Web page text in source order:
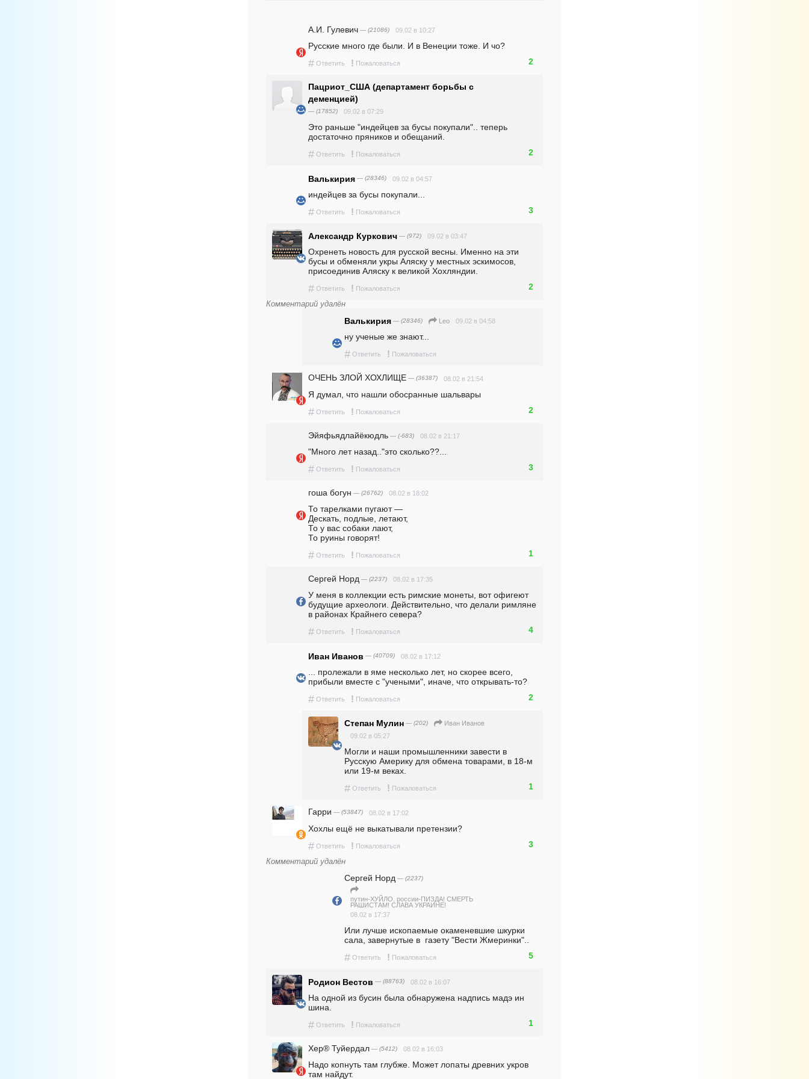
А.И. Гулевич — (21086) 09.02 в 10:27
Русские много где были. И в Венеции тоже. И чо?
# Ответить ! Пожаловаться 2
Пацриот_США (департамент борьбы с
деменцией)
— (17852) 09.02 в 07:29
Это раньше "индейцев за бусы покупали".. теперь
достаточно пряников и обещаний.
# Ответить ! Пожаловаться 2
Валькирия — (28346) 09.02 в 04:57
индейцев за бусы покупали...
# Ответить ! Пожаловаться 3
Александр Куркович — (972) 09.02 в 03:47
Охренеть новость для русской весны. Именно на эти
бусы и обменяли укры Аляску у местных эскимосов,
присоединив Аляску к великой Хохляндии.
# Ответить ! Пожаловаться 2
Комментарий удалён
Валькирия — (28346) Leo 09.02 в 04:58
ну ученые же знают...
# Ответить ! Пожаловаться
ОЧЕНЬ ЗЛОЙ ХОХЛИЩЕ — (36387) 08.02 в 21:54
Я думал, что нашли обосранные шальвары
# Ответить ! Пожаловаться 2
Эйяфьядлайёкюдль — (-683) 08.02 в 21:17
"Много лет назад.."это сколько??...
# Ответить ! Пожаловаться 3
гоша богун — (26762) 08.02 в 18:02
То тарелками пугают —
Дескать, подлые, летают,
То у вас собаки лают,
То руины говорят!
# Ответить ! Пожаловаться 1
Сергей Норд — (2237) 08.02 в 17:35
У меня в коллекции есть римские монеты, вот офигеют
будущие археологи. Действительно, что делали римляне
в районах Крайнего севера?
# Ответить ! Пожаловаться 4
Иван Иванов — (40709) 08.02 в 17:12
... пролежали в яме несколько лет, но скорее всего,
прибыли вместе с "учеными", иначе, что открывать-то?
# Ответить ! Пожаловаться 2
Степан Мулин — (202)
Иван Иванов
09.02 в 05:27
Могли и наши промышленники завести в
Русскую Америку для обмена товарами, в 18-м
или 19-м веках.
# Ответить ! Пожаловаться 1
Гарри — (53847) 08.02 в 17:02
Хохлы ещё не выкатывали претензии?
# Ответить ! Пожаловаться 3
Комментарий удалён
Сергей Норд — (2237)
путин-ХУЙЛО. россии-ПИЗДА! СМЕРТЬ
РАШИСТАМ! СЛАВА УКРАИНЕ!
08.02 в 17:37
Или лучше ископаемые окаменевшие шкурки
сала, завернутые в  газету "Вести Жмеринки"..
# Ответить ! Пожаловаться 5
Родион Вестов — (88763) 08.02 в 16:07
На одной из бусин была обнаружена надпись мадэ ин
шина.
# Ответить ! Пожаловаться 1
Хер® Туйердал — (5412) 08.02 в 16:03
Надо копнуть там глубже. Может лопаты древних укров
там найдут.